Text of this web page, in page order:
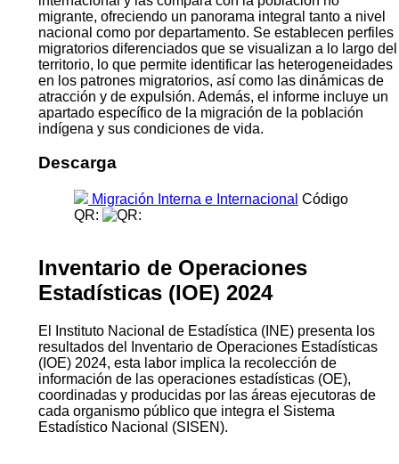
migrante, ofreciendo un panorama integral tanto a nivel
nacional como por departamento. Se establecen perfiles
migratorios diferenciados que se visualizan a lo largo del
territorio, lo que permite identificar las heterogeneidades
en los patrones migratorios, así como las dinámicas de
atracción y de expulsión. Además, el informe incluye un
apartado específico de la migración de la población
indígena y sus condiciones de vida.
Descarga
Migración Interna e Internacional Código
QR:
Inventario de Operaciones
Estadísticas (IOE) 2024
El Instituto Nacional de Estadística (INE) presenta los
resultados del Inventario de Operaciones Estadísticas
(IOE) 2024, esta labor implica la recolección de
información de las operaciones estadísticas (OE),
coordinadas y producidas por las áreas ejecutoras de
cada organismo público que integra el Sistema
Estadístico Nacional (SISEN).